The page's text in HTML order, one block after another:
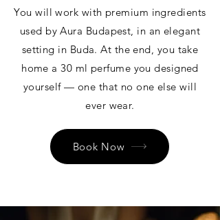
You will work with premium ingredients
used by Aura Budapest, in an elegant
setting in Buda. At the end, you take
home a 30 ml perfume you designed
yourself — one that no one else will
ever wear.
Book Now